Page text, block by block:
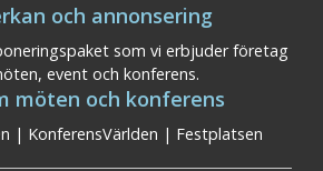
och annonsering
som vi erbjuder företag
event och konferens.
möten och konferens
| KonferensVärlden | Festplatsen